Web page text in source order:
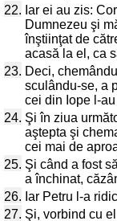
22. Iar ei au zis:
Dumnezeu şi
înştiinţat de
acasă la el, ca
23. Deci,
sculându-se, a
cei din Iope l-
24. Şi în ziua
aştepta şi
cei mai de
25. Şi când a fost
a închinat,
26. Iar Petru l-a
27. Şi, vorbind cu